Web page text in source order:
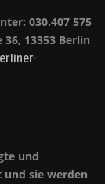
030.407 575
13353 Berlin
und
sie werden